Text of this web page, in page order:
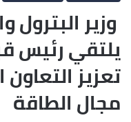
وزير البترول
يلتقي رئيس
تعزيز
مجال الطاقة